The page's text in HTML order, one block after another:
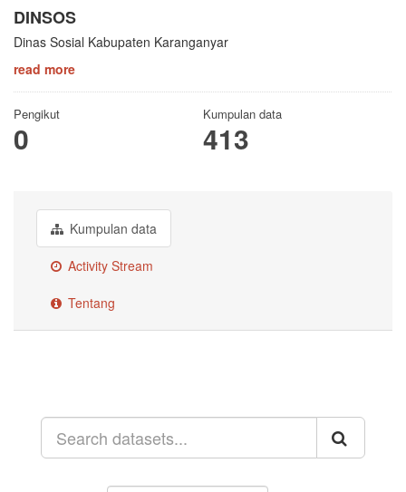
DINSOS
Dinas Sosial Kabupaten Karanganyar
read more
Pengikut
0
Kumpulan data
413
Kumpulan data
Activity Stream
Tentang